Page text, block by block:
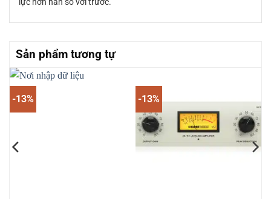
lực hơn hẳn so với trước.”
Sản phẩm tương tự
-13% -13%